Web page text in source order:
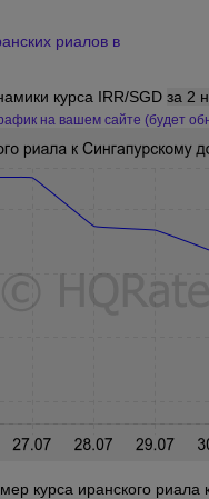
риалов в
курса IRR/SGD за 2
на вашем сайте (будет
курса иранского риала